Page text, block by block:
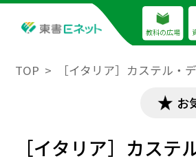
教科の広場
TOP ［イタリア］カステル・
お
［イタリア］カステ